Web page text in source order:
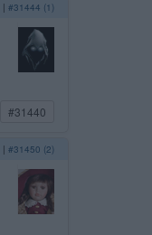
| #31444 (1)
#31440
| #31450 (2)